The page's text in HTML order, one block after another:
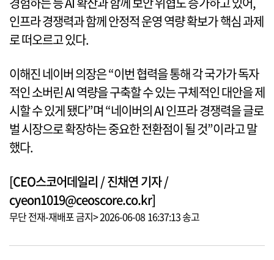
인프라 경쟁력과 함께 안정적 운영 역량 확보가 핵심 과제
로 떠오르고 있다.
이해진 네이버 의장은 “이번 협력을 통해 각 국가가 독자
적인 소버린 AI 역량을 구축할 수 있는 구체적인 대안을 제
시할 수 있게 됐다”며 “네이버의 AI 인프라 경쟁력을 글로
벌 시장으로 확장하는 중요한 전환점이 될 것”이라고 말
했다.
[CEO스코어데일리 / 진채연 기자 /
cyeon1019@ceoscore.co.kr]
무단 전재-재배포 금지> 2026-06-08 16:37:13 송고